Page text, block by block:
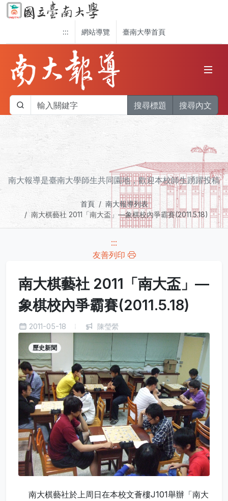
::: 網站導覽 臺南大學首頁
搜尋標題 搜尋內文
南大報導是臺南大學師生共同園地，歡迎本校師生踴躍投稿
首頁
南大報導列表
南大棋藝社 2011「南大盃」—象棋校內爭霸賽(2011.5.18)
:::
友善列印
南大棋藝社 2011「南大盃」—
象棋校內爭霸賽(2011.5.18)
2011-05-18 陳瑩縈
歷史新聞
南大棋藝社於上周日在本校文薈樓J101舉辦「南大